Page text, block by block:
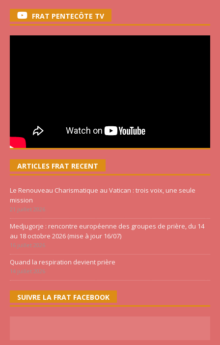
FRAT PENTECÔTE TV
ARTICLES FRAT RECENT
Le Renouveau Charismatique au Vatican : trois voix, une seule
mission
21 juillet 2026
Medjugorje : rencontre européenne des groupes de prière, du 14
au 18 octobre 2026 (mise à jour 16/07)
16 juillet 2026
Quand la respiration devient prière
14 juillet 2026
SUIVRE LA FRAT FACEBOOK